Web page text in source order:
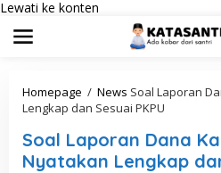
Lewati ke konten
Homepage / News Soal Laporan
Lengkap dan Sesuai PKPU
Soal Laporan Dana
Nyatakan Lengkap